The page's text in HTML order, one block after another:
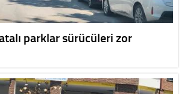
parklar sürücüleri zor